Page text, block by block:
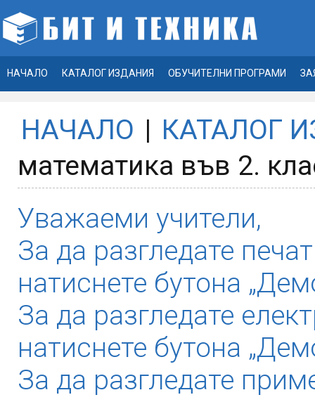
НАЧАЛО КАТАЛОГ ИЗДАНИЯ ОБУЧИТЕЛНИ ПРОГРАМИ
НАЧАЛО | КАТАЛОГ
математика във 2.
Уважаеми учители,
За да разгледате
натиснете бутона
За да разгледате
натиснете бутона
За да разгледате